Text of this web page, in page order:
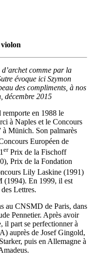
comme par la
évoque ici Szymon
des compliments, à nos
décembre 2015
remporte en 1988 le
à Naples et le Concours
Münich. Son palmarès
Européen de
erPrix de la Fischoff
Prix de la Fondation
Lily Laskine (1991)
(1994). En 1999, il est
Lettres.
au CNSMD de Paris, dans
Pennetier. Après avoir
il part se perfectionner à
auprès de Josef Gingold,
puis en Allemagne à